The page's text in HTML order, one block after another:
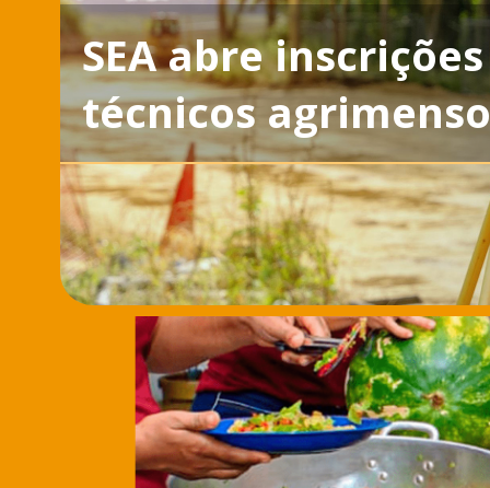
SEA abre
técnicos